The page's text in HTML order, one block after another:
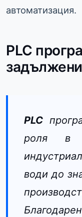
автоматизация.
PLC
PLC
роля в
води до